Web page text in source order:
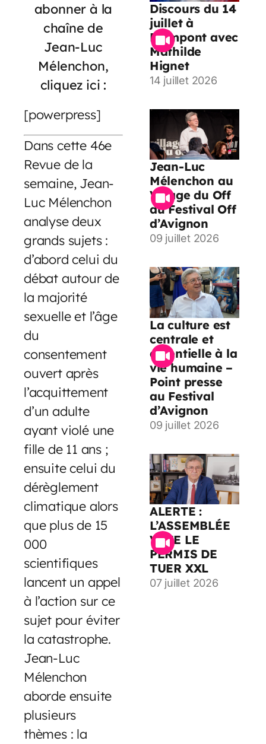
abonner à la
chaîne de
Jean-Luc
Mélenchon,
cliquez ici :
[powerpress]
Dans cette 46e
Revue de la
semaine, Jean-
Luc Mélenchon
analyse deux
grands sujets :
d’abord celui du
débat autour de
la majorité
sexuelle et l’âge
du
consentement
ouvert après
l’acquittement
d’un adulte
ayant violé une
fille de 11 ans ;
ensuite celui du
dérèglement
climatique alors
que plus de 15
000
scientifiques
lancent un appel
à l’action sur ce
sujet pour éviter
la catastrophe.
Jean-Luc
Mélenchon
aborde ensuite
plusieurs
thèmes : la
Discours du 14
juillet à
Paimpont avec
Mathilde
Hignet
14 juillet 2026
Jean-Luc
Mélenchon au
Village du Off
du Festival Off
d’Avignon
09 juillet 2026
La culture est
centrale et
essentielle à la
vie humaine –
Point presse
au Festival
d’Avignon
09 juillet 2026
ALERTE :
L’ASSEMBLÉE
VOTE LE
PERMIS DE
TUER XXL
07 juillet 2026